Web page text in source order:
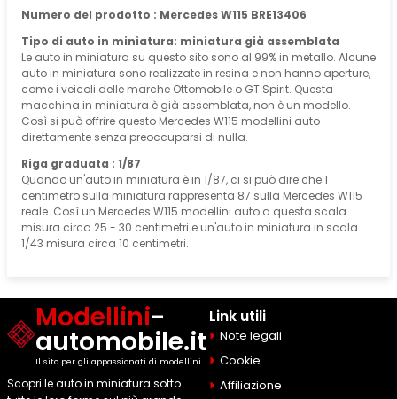
Numero del prodotto : Mercedes W115 BRE13406
Tipo di auto in miniatura: miniatura già assemblata
Le auto in miniatura su questo sito sono al 99% in metallo. Alcune
auto in miniatura sono realizzate in resina e non hanno aperture,
come i veicoli delle marche Ottomobile o GT Spirit. Questa
macchina in miniatura è già assemblata, non è un modello.
Così si può offrire questo Mercedes W115 modellini auto
direttamente senza preoccuparsi di nulla.
Riga graduata : 1/87
Quando un'auto in miniatura è in 1/87, ci si può dire che 1
centimetro sulla miniatura rappresenta 87 sulla Mercedes W115
reale. Così un Mercedes W115 modellini auto a questa scala
misura circa 25 - 30 centimetri e un'auto in miniatura in scala
1/43 misura circa 10 centimetri.
Modellini-
automobile.it
Il sito per gli appassionati di modellini
Scopri le auto in miniatura sotto
Link utili
Note legali
Cookie
Affiliazione